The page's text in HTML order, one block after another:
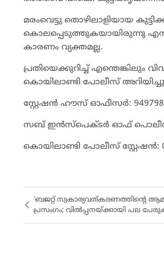
​മരംവെട്ടു തൊഴിലാളിയായ
കൊലപ്പെടുത്തുകയായിരുന്നു
കാരണം വ്യക്തമല്ല.
​പ്രതിയെക്കുറിച്ച് എന്തെങ്കിലും
കൊയിലാണ്ടി പോലീസ്
​സ്റ്റേഷന്‍ ഹൗസ് ഓഫീസര്‍:
​സബ് ഇന്‍സ്‌പെക്ടര്‍ ഓഫ് പൊലീസ്:
​കൊയിലാണ്ടി പോലീസ് സ്റ്റേഷന്‍:
‘ബജറ്റ് സ്വകാര്യവത്കരണത്തിന്റെ
പ്രസംഗം; വിൽപ്പനയ്ക്കായി പല